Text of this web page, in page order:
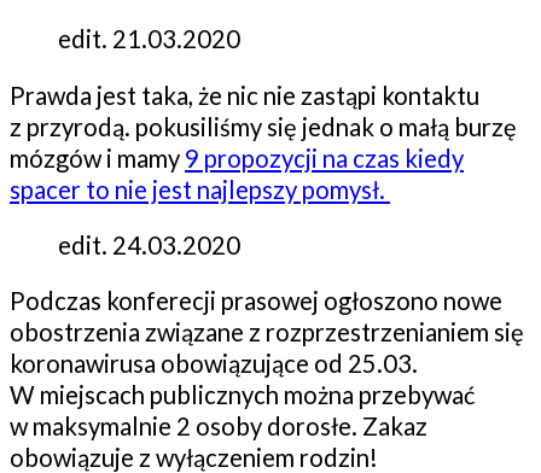
edit. 21.03.2020
Prawda jest taka, że nic nie zastąpi kontaktu
z przyrodą. pokusiliśmy się jednak o małą burzę
mózgów i mamy 9 propozycji na czas kiedy
spacer to nie jest najlepszy pomysł.
edit. 24.03.2020
Podczas konferecji prasowej ogłoszono nowe
obostrzenia związane z rozprzestrzenianiem się
koronawirusa obowiązujące od 25.03.
W miejscach publicznych można przebywać
w maksymalnie 2 osoby dorosłe. Zakaz
obowiązuje z wyłączeniem rodzin!